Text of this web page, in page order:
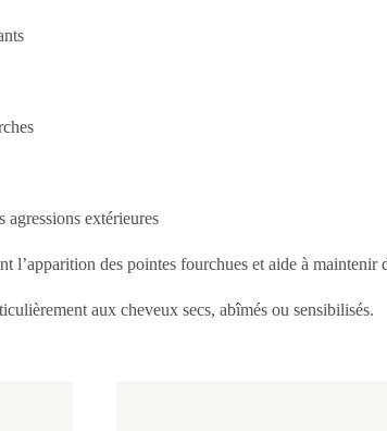
extérieures
l’apparition des pointes fourchues et aide à maintenir
aux cheveux secs, abîmés ou sensibilisés.